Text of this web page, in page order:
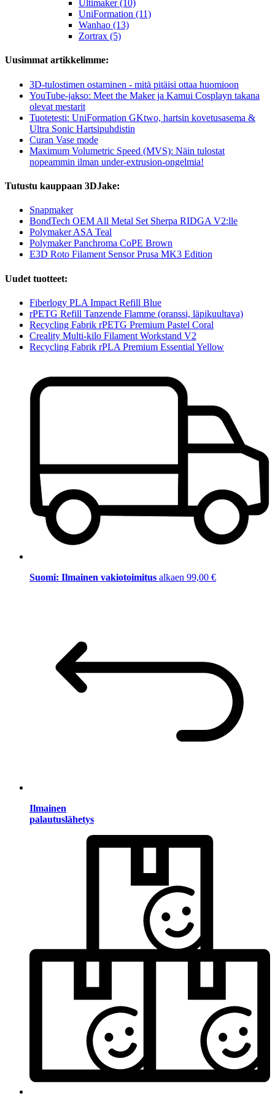
Ultimaker (10)
UniFormation (11)
Wanhao (13)
Zortrax (5)
Uusimmat artikkelimme:
3D-tulostimen ostaminen - mitä pitäisi ottaa huomioon
YouTube-jakso: Meet the Maker ja Kamui Cosplayn takana
olevat mestarit
Tuotetesti: UniFormation GKtwo, hartsin kovetusasema &
Ultra Sonic Hartsipuhdistin
Curan Vase mode
Maximum Volumetric Speed (MVS): Näin tulostat
nopeammin ilman under-extrusion-ongelmia!
Tutustu kauppaan 3DJake:
Snapmaker
BondTech OEM All Metal Set Sherpa RIDGA V2:lle
Polymaker ASA Teal
Polymaker Panchroma CoPE Brown
E3D Roto Filament Sensor Prusa MK3 Edition
Uudet tuotteet:
Fiberlogy PLA Impact Refill Blue
rPETG Refill Tanzende Flamme (oranssi, läpikuultava)
Recycling Fabrik rPETG Premium Pastel Coral
Creality Multi-kilo Filament Workstand V2
Recycling Fabrik rPLA Premium Essential Yellow
Suomi: Ilmainen vakiotoimitus alkaen 99,00 €
Ilmainen
palautuslähetys